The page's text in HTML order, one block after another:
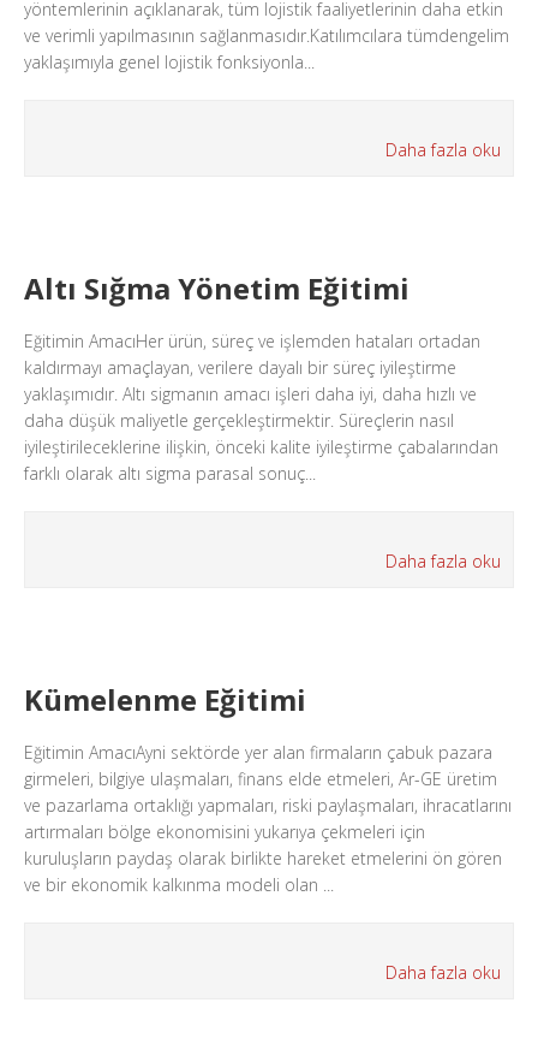
yöntemlerinin açıklanarak, tüm lojistik faaliyetlerinin daha etkin
ve verimli yapılmasının sağlanmasıdır.Katılımcılara tümdengelim
yaklaşımıyla genel lojistik fonksiyonla...
Daha fazla oku
Altı Sığma Yönetim Eğitimi
Eğitimin AmacıHer ürün, süreç ve işlemden hataları ortadan
kaldırmayı amaçlayan, verilere dayalı bir süreç iyileştirme
yaklaşımıdır. Altı sigmanın amacı işleri daha iyi, daha hızlı ve
daha düşük maliyetle gerçekleştirmektir. Süreçlerin nasıl
iyileştirileceklerine ilişkin, önceki kalite iyileştirme çabalarından
farklı olarak altı sigma parasal sonuç...
Daha fazla oku
Kümelenme Eğitimi
Eğitimin AmacıAyni sektörde yer alan firmaların çabuk pazara
girmeleri, bilgiye ulaşmaları, finans elde etmeleri, Ar-GE üretim
ve pazarlama ortaklığı yapmaları, riski paylaşmaları, ihracatlarını
artırmaları bölge ekonomisini yukarıya çekmeleri için
kuruluşların paydaş olarak birlikte hareket etmelerini ön gören
ve bir ekonomik kalkınma modeli olan ...
Daha fazla oku